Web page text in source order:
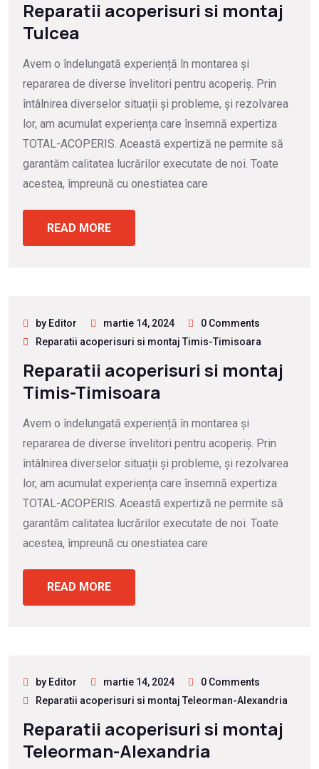
Reparatii acoperisuri si montaj
Tulcea
Avem o îndelungată experiență în montarea și
repararea de diverse învelitori pentru acoperiș. Prin
întâlnirea diverselor situații și probleme, și rezolvarea
lor, am acumulat experiența care însemnă expertiza
TOTAL-ACOPERIS. Această expertiză ne permite să
garantăm calitatea lucrărilor executate de noi. Toate
acestea, împreună cu onestiatea care
READ MORE
by Editor martie 14, 2024
0 Comments
Reparatii acoperisuri si montaj Timis-Timisoara
Reparatii acoperisuri si montaj
Timis-Timisoara
Avem o îndelungată experiență în montarea și
repararea de diverse învelitori pentru acoperiș. Prin
întâlnirea diverselor situații și probleme, și rezolvarea
lor, am acumulat experiența care însemnă expertiza
TOTAL-ACOPERIS. Această expertiză ne permite să
garantăm calitatea lucrărilor executate de noi. Toate
acestea, împreună cu onestiatea care
READ MORE
by Editor martie 14, 2024
0 Comments
Reparatii acoperisuri si montaj Teleorman-Alexandria
Reparatii acoperisuri si montaj
Teleorman-Alexandria